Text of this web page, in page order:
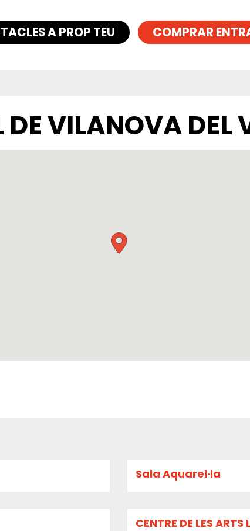
A PROP TEU COMPRAR
VILANOVA DEL
Sala Aquarel·la
CENTRE DE LES ARTS